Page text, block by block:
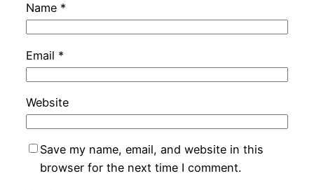
Name *
Email *
Website
Save my name, email, and website in this
browser for the next time I comment.